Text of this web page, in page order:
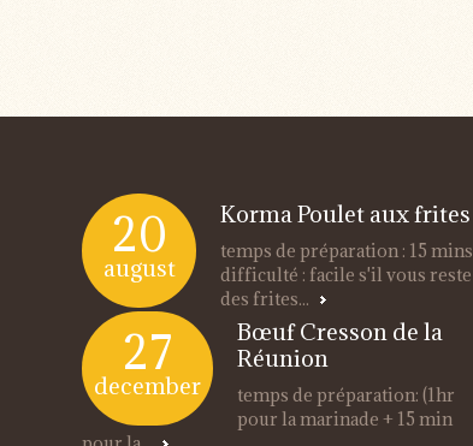
20
august
Korma Poulet aux frites
temps de préparation : 15 mins
difficulté : facile s'il vous reste
des frites...
27
december
Bœuf Cresson de la
Réunion
temps de préparation: (1hr
pour la marinade + 15 min